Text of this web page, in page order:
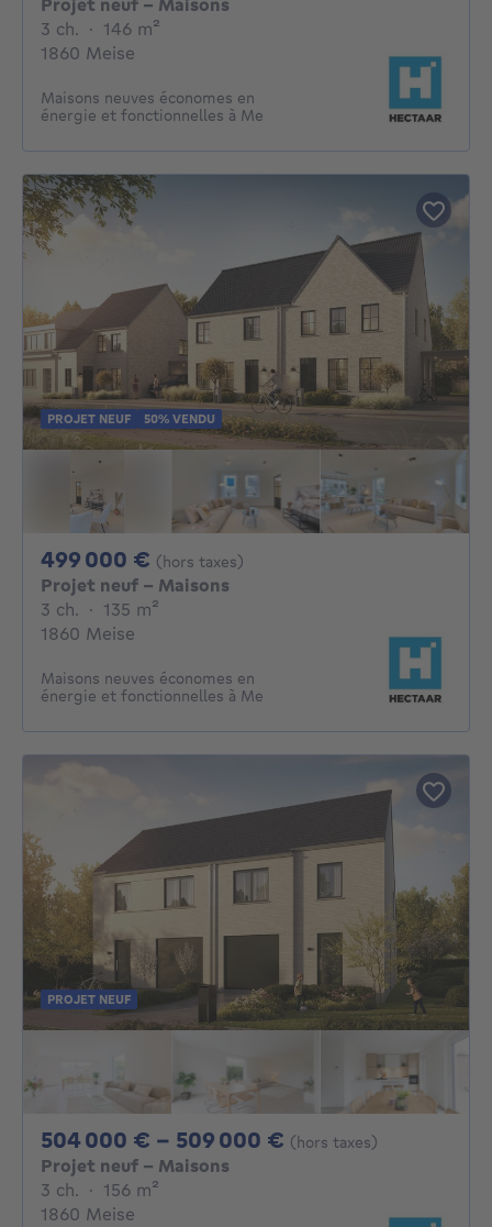
3 ch. 3 chambres
· 146 m²
1860 Meise
Maisons neuves économes en
énergie et fonctionnelles à Me
PROJET NEUF 50% VENDU
499 000 € 499000€
(hors taxes)
Projet neuf - Maisons
3 ch. 3 chambres
· 135 m²
1860 Meise
Maisons neuves économes en
énergie et fonctionnelles à Me
PROJET NEUF
504 000 € - 509 000 € De 504000€ À
(hors taxes)
Projet neuf - Maisons
3 ch. 3 chambres
· 156 m²
1860 Meise